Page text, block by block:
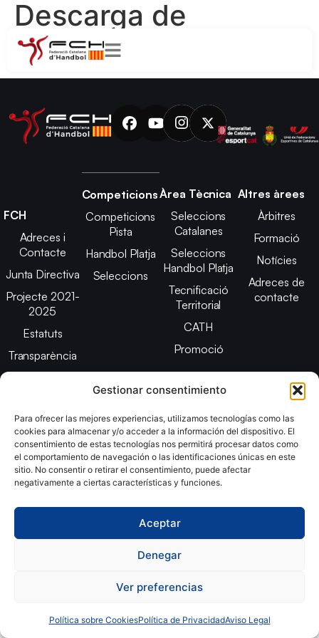
Gestionar consentimiento
Para ofrecer las mejores experiencias, utilizamos tecnologías como las
cookies para almacenar y/o acceder a la información del dispositivo. El
consentimiento de estas tecnologías nos permitirá procesar datos como
el comportamiento de navegación o las identificaciones únicas en este
sitio. No consentir o retirar el consentimiento, puede afectar
negativamente a ciertas características y funciones.
Aceptar
Denegar
Ver preferencias
Política sobre CookiesPolítica de PrivacidadAviso Legal
Descarga de
archivos WP:
FCH
Adreces i
Contacte
Junta Directiva
Projecte 2021-
2025
Estatuts
Transparència
Competicions
Competicions
Pista
Handbol Platja
Seleccions
Àrea Tècnica
Seleccions
Catalanes
Seleccions
Handbol Platja
Tecnificació
Territorial
CATH
Promoció
Altres àrees
Àrbitres
Formació
Notícies
Adreces de
contacte
Copyright © 2024, Federació Catalana d´Handbol. Desarrollado
porTOOOLS
Política de Cookies
Declaración de Accesibilidad